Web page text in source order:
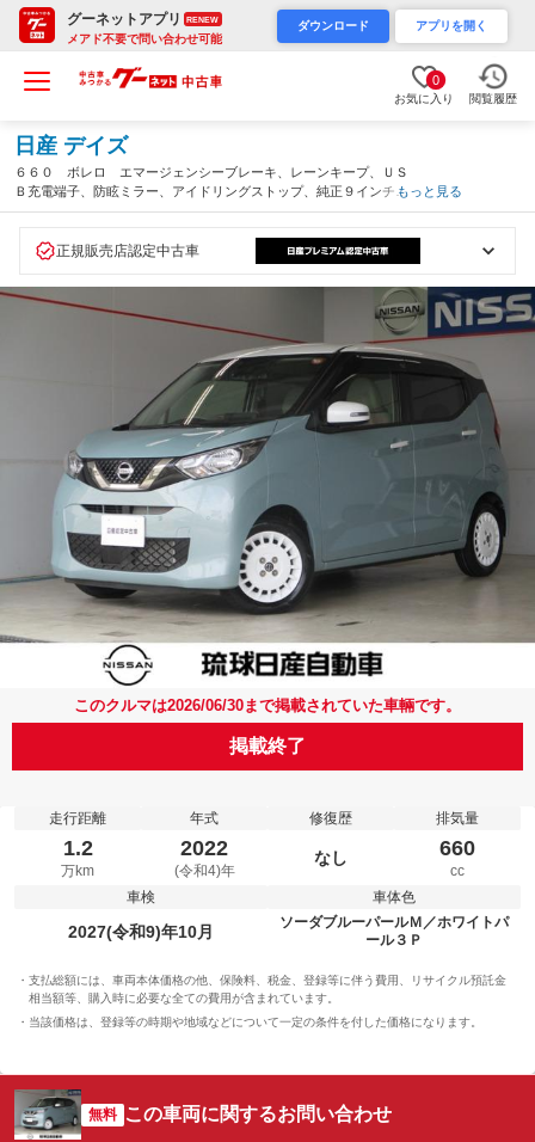
グーネットアプリ RENEW
メアド不要で問い合わせ可能
ダウンロード アプリを開く
0
お気に入り 閲覧履歴
日産 デイズ
６６０ ボレロ エマージェンシーブレーキ、レーンキープ、ＵＳ
Ｂ充電端子、防眩ミラー、アイドリングストップ、純正９インチデ
ィスプレイオーディオ／アラウンドビューモニター、ドライブレコ
もっと見る
正規販売店認定中古車
このクルマは2026/06/30まで掲載されていた車輛です。
掲載終了
走行距離
1.2
万km
年式
2022
(令和4)年
修復歴
なし
排気量
660
cc
車検
2027(令和9)年10月
車体色
ソーダブルーパールＭ／ホワイトパ
ール３Ｐ
支払総額には、車両本体価格の他、保険料、税金、登録等に伴う費用、リサイクル預託金
相当額等、購入時に必要な全ての費用が含まれています。
当該価格は、登録等の時期や地域などについて一定の条件を付した価格になります。
無料 この車両に関するお問い合わせ